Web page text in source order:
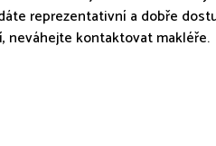
reprezentativní a dobře
neváhejte kontaktovat makléře.